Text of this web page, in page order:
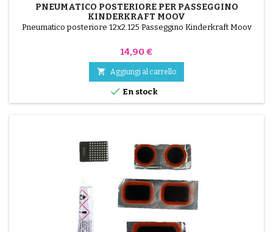
PNEUMATICO POSTERIORE PER PASSEGGINO
KINDERKRAFT MOOV
Pneumatico posteriore 12x2.125 Passeggino Kinderkraft Moov
Prezzo
14,90 €
 Aggiungi al carrello
 En stock